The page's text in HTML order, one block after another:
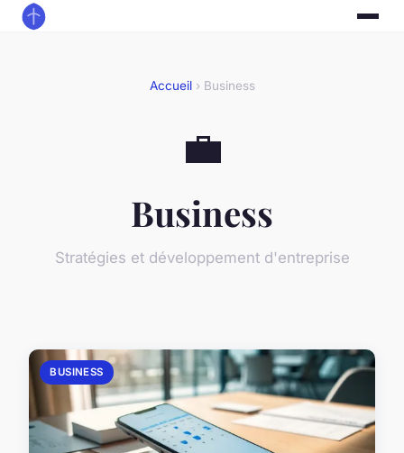
Accueil› Business
💼
Business
Stratégies et développement d'entreprise
BUSINESS